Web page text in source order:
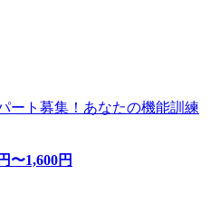
ート募集！あなたの機能訓練
円〜1,600円